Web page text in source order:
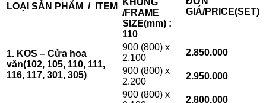
LOẠI SẢN PHẨM / ITEM
GIÁ/PRICE(SET)
KHUNG
/FRAME
SIZE(mm) :
110
1. KOS – Cửa hoa
văn(102, 105, 110, 111,
116, 117, 301, 305)
900 (800) x
2.100
2.850.000
900 (800) x
2.200
2.950.000
900 (800) x
2.800.000